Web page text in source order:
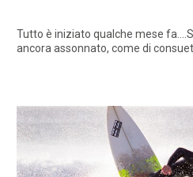
Tutto è iniziato qualche mese
ancora assonnato, come di